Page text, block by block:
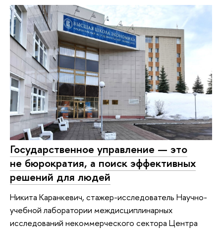
Государственное управление — это
не бюрократия, а поиск эффективных
решений для людей
Никита Каранкевич, стажер-исследователь Научно-
учебной лаборатории междисциплинарных
исследований некоммерческого сектора Центра